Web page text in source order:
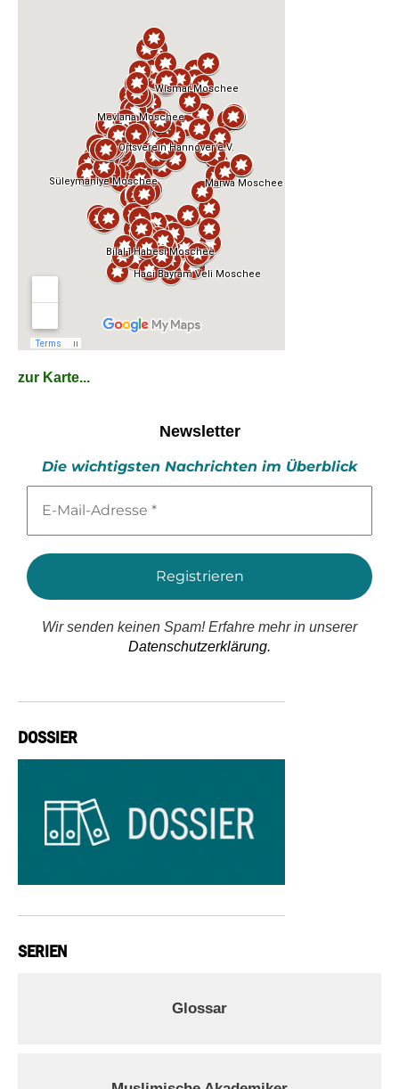
zur Karte...
Newsletter
Die wichtigsten Nachrichten im Überblick
Mail-
*
Wir senden keinen Spam! Erfahre mehr in unserer
Datenschutzerklärung.
DOSSIER
SERIEN
Glossar